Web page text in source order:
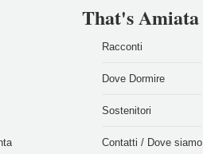
That's Amiata
Racconti
Dove Dormire
Sostenitori
Contatti / Dove siamo